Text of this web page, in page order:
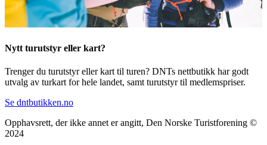
Nytt turutstyr eller kart?
Trenger du turutstyr eller kart til turen? DNTs nettbutikk har godt
utvalg av turkart for hele landet, samt turutstyr til medlemspriser.
Se dntbutikken.no
Opphavsrett, der ikke annet er angitt, Den Norske Turistforening ©
2024